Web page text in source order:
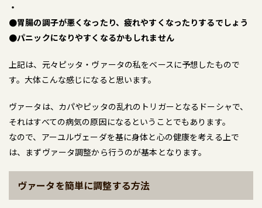
・
●胃腸の調子が悪くなったり、疲れやすくなったりするでしょう
●パニックになりやすくなるかもしれません
上記は、元々ピッタ・ヴァータの私をベースに予想したもので
す。大体こんな感じになると思います。
ヴァータは、カパやピッタの乱れのトリガーとなるドーシャで、
それはすべての病気の原因になるということでもあります。
なので、アーユルヴェーダを基に身体と心の健康を考える上で
は、まずヴァータ調整から行うのが基本となります。
ヴァータを簡単に調整する方法